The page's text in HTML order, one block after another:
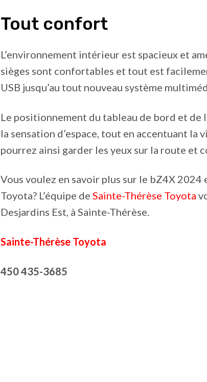
Tout confort
L’environnement intérieur est spacieux et
sièges sont confortables et tout est
USB jusqu’au tout nouveau système
Le positionnement du tableau de bord et de
la sensation d’espace, tout en accentuant la
pourrez ainsi garder les yeux sur la route et
Vous voulez en savoir plus sur le bZ4X
Toyota? L’équipe de Sainte-Thérèse Toyota
Desjardins Est, à Sainte-Thérèse.
Sainte-Thérèse Toyota
450 435-3685